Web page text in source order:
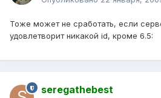
Тоже может не сработать, если
удовлетворит никакой id, кроме 6.5:
seregathebest